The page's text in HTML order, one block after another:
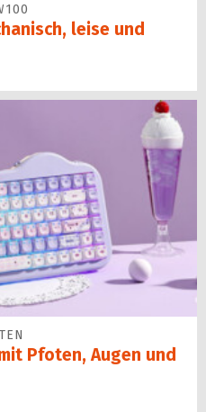
leise und
Pfoten, Augen und